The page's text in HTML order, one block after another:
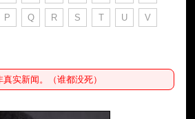
P Q R S T U V
真实新闻。（谁都没死）